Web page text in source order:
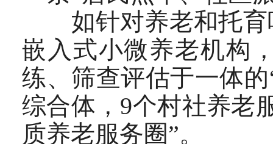
如针对养老和托育
嵌入式小微养老机构
练、筛查评估于一体
综合体，9个村社养老
质养老服务圈”。